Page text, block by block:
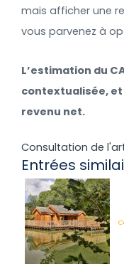
mais afficher une
vous parvenez à
L’estimation du
contextualisée,
revenu net.
Consultation de
Entrées